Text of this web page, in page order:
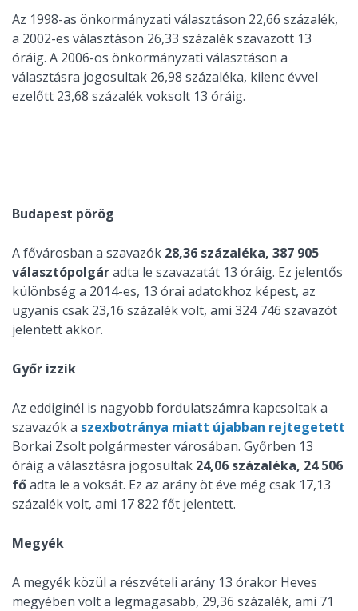
Az 1998-as önkormányzati választáson 22,66 százalék,
a 2002-es választáson 26,33 százalék szavazott 13
óráig. A 2006-os önkormányzati választáson a
választásra jogosultak 26,98 százaléka, kilenc évvel
ezelőtt 23,68 százalék voksolt 13 óráig.
Budapest pörög
A fővárosban a szavazók 28,36 százaléka, 387 905
választópolgáradta le szavazatát 13 óráig. Ez jelentős
különbség a 2014-es, 13 órai adatokhoz képest, az
ugyanis csak 23,16 százalék volt, ami 324 746 szavazót
jelentett akkor.
Győr izzik
Az eddiginél is nagyobb fordulatszámra kapcsoltak a
szavazók a szexbotránya miatt újabban rejtegetett
Borkai Zsolt polgármester városában. Győrben 13
óráig a választásra jogosultak 24,06 százaléka, 24 506
főadta le a voksát. Ez az arány öt éve még csak 17,13
százalék volt, ami 17 822 főt jelentett.
Megyék
A megyék közül a részvételi arány 13 órakor Heves
megyében volt a legmagasabb, 29,36 százalék, ami 71